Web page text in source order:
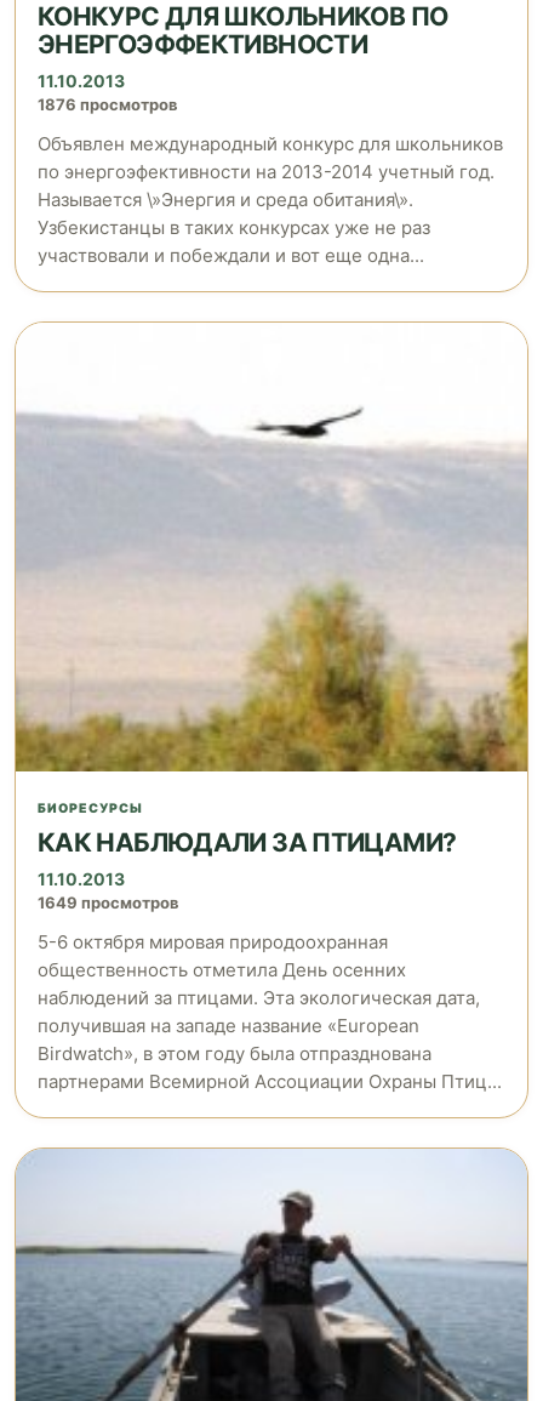
КОНКУРС ДЛЯ ШКОЛЬНИКОВ ПО
ЭНЕРГОЭФФЕКТИВНОСТИ
11.10.2013
1876 просмотров
Объявлен международный конкурс для школьников
по энергоэфективности на 2013-2014 учетный год.
Называется \»Энергия и среда обитания\».
Узбекистанцы в таких конкурсах уже не раз
участвовали и побеждали и вот еще одна...
БИОРЕСУРСЫ
КАК НАБЛЮДАЛИ ЗА ПТИЦАМИ?
11.10.2013
1649 просмотров
5-6 октября мировая природоохранная
общественность отметила День осенних
наблюдений за птицами. Эта экологическая дата,
получившая на западе название «European
Birdwatch», в этом году была отпразднована
партнерами Всемирной Ассоциации Охраны Птиц...